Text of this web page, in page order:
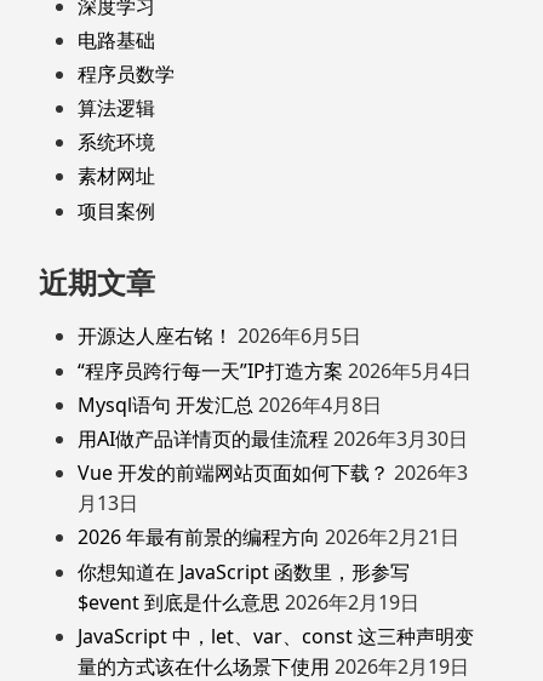
深度学习
电路基础
程序员数学
算法逻辑
系统环境
素材网址
项目案例
近期文章
开源达人座右铭！ 2026年6月5日
“程序员跨行每一天”IP打造方案 2026年5月4日
Mysql语句 开发汇总 2026年4月8日
用AI做产品详情页的最佳流程 2026年3月30日
Vue 开发的前端网站页面如何下载？ 2026年3
月13日
2026 年最有前景的编程方向 2026年2月21日
你想知道在 JavaScript 函数里，形参写
$event 到底是什么意思 2026年2月19日
JavaScript 中，let、var、const 这三种声明变
量的方式该在什么场景下使用 2026年2月19日